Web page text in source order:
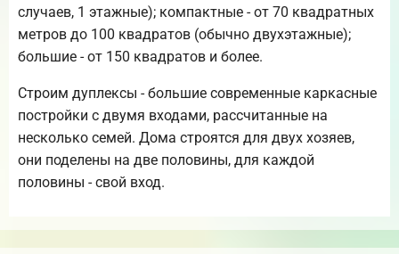
случаев, 1 этажные); компактные - от 70 квадратных
метров до 100 квадратов (обычно двухэтажные);
большие - от 150 квадратов и более.
Строим дуплексы - большие современные каркасные
постройки с двумя входами, рассчитанные на
несколько семей. Дома строятся для двух хозяев,
они поделены на две половины, для каждой
половины - свой вход.